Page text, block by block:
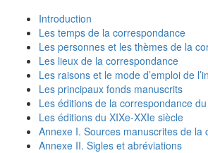
Introduction
Les temps de la correspondance
Les personnes et les thèmes de la
Les lieux de la correspondance
Les raisons et le mode d’emploi de
Les principaux fonds manuscrits
Les éditions de la correspondance
Les éditions du XIXe-XXIe siècle
Annexe I. Sources manuscrites de la
Annexe II. Sigles et abréviations